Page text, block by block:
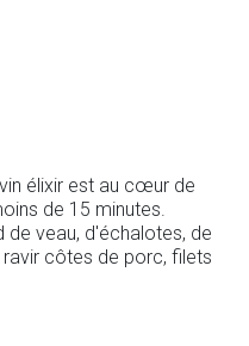
élixir est au cœur de
de 15 minutes.
de veau, d'échalotes, de
côtes de porc, filets